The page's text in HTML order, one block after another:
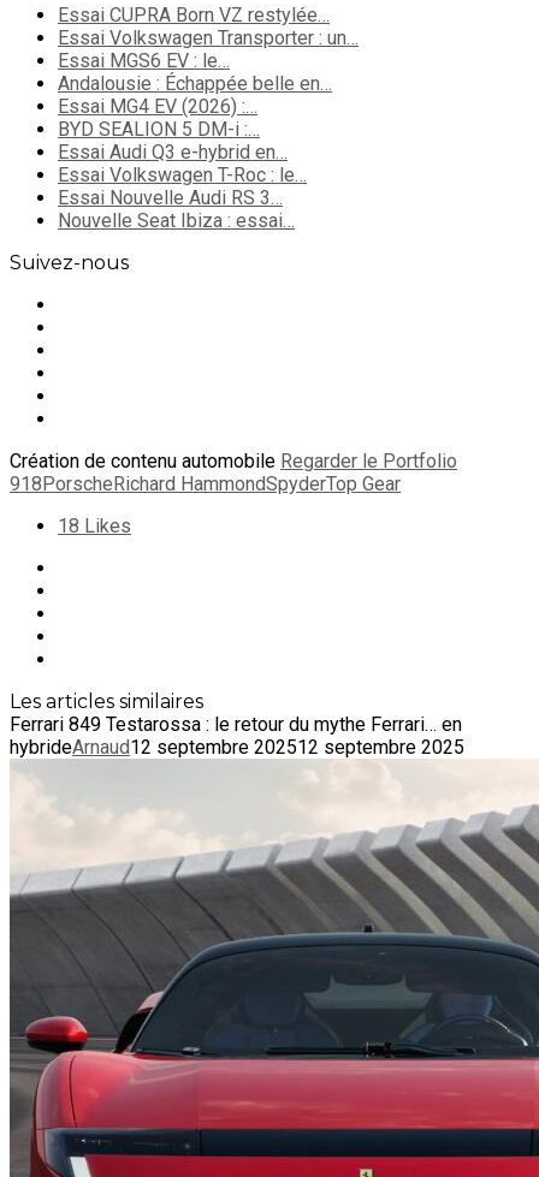
Essai CUPRA Born VZ restylée…
Essai Volkswagen Transporter : un…
Essai MGS6 EV : le…
Andalousie : Échappée belle en…
Essai MG4 EV (2026) :…
BYD SEALION 5 DM-i :…
Essai Audi Q3 e-hybrid en…
Essai Volkswagen T-Roc : le…
Essai Nouvelle Audi RS 3…
Nouvelle Seat Ibiza : essai…
Suivez-nous
Création de contenu automobile Regarder le Portfolio
918PorscheRichard HammondSpyderTop Gear
18 Likes
Les articles similaires
Ferrari 849 Testarossa : le retour du mythe Ferrari… en
hybrideArnaud12 septembre 202512 septembre 2025